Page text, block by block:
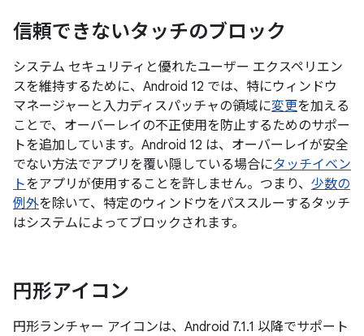
信頼できないタッチのブロック
システム セキュリティと優れたユーザー エクスペリエン
スを維持するために、Android 12 では、特にウィンドウ
マネージャーと入力ディスパッチャの領域に変更を加える
ことで、オーバーレイの不正使用を防止するためのサポー
トを追加しています。Android 12 は、オーバーレイが安全
でない方法でアプリを覆い隠している場合にタッチイベン
トをアプリが使用することを許しません。つまり、 少数の
例外を除いて、特定のウィンドウをパススルーするタッチ
はシステムによってブロックされます。
円形アイコン
円形ランチャー アイコンは、Android 7.1.1 以降でサポート